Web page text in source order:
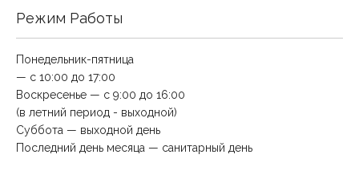
Режим Работы
Понедельник-пятница
— с 10:00 до 17:00
Воскресенье — с 9:00 до 16:00
(в летний период - выходной)
Суббота — выходной день
Последний день месяца — санитарный день